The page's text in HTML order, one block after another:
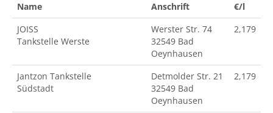
Name Anschrift
€/l
JOISS
Tankstelle Werste
Werster Str. 74
32549 Bad
Oeynhausen
2,179
Jantzon Tankstelle
Südstadt
Detmolder Str. 21
32549 Bad
Oeynhausen
2,179